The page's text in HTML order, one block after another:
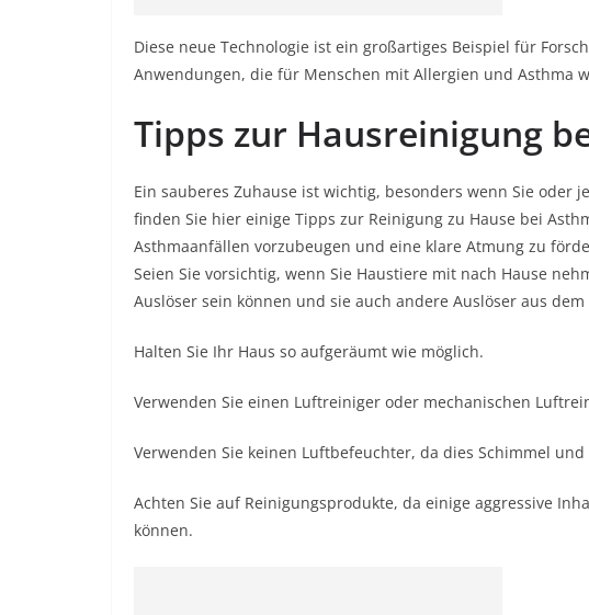
Diese neue Technologie ist ein großartiges Beispiel für
Anwendungen, die für Menschen mit Allergien und Asthma
Tipps zur Hausreinigung
Ein sauberes Zuhause ist wichtig, besonders wenn Sie oder
finden Sie hier einige Tipps zur Reinigung zu Hause bei
Asthmaanfällen vorzubeugen und eine klare Atmung zu
Seien Sie vorsichtig, wenn Sie Haustiere mit nach Hause
Auslöser sein können und sie auch andere Auslöser aus
Halten Sie Ihr Haus so aufgeräumt wie möglich.
Verwenden Sie einen Luftreiniger oder mechanischen
Verwenden Sie keinen Luftbefeuchter, da dies Schimmel
Achten Sie auf Reinigungsprodukte, da einige aggressive
können.